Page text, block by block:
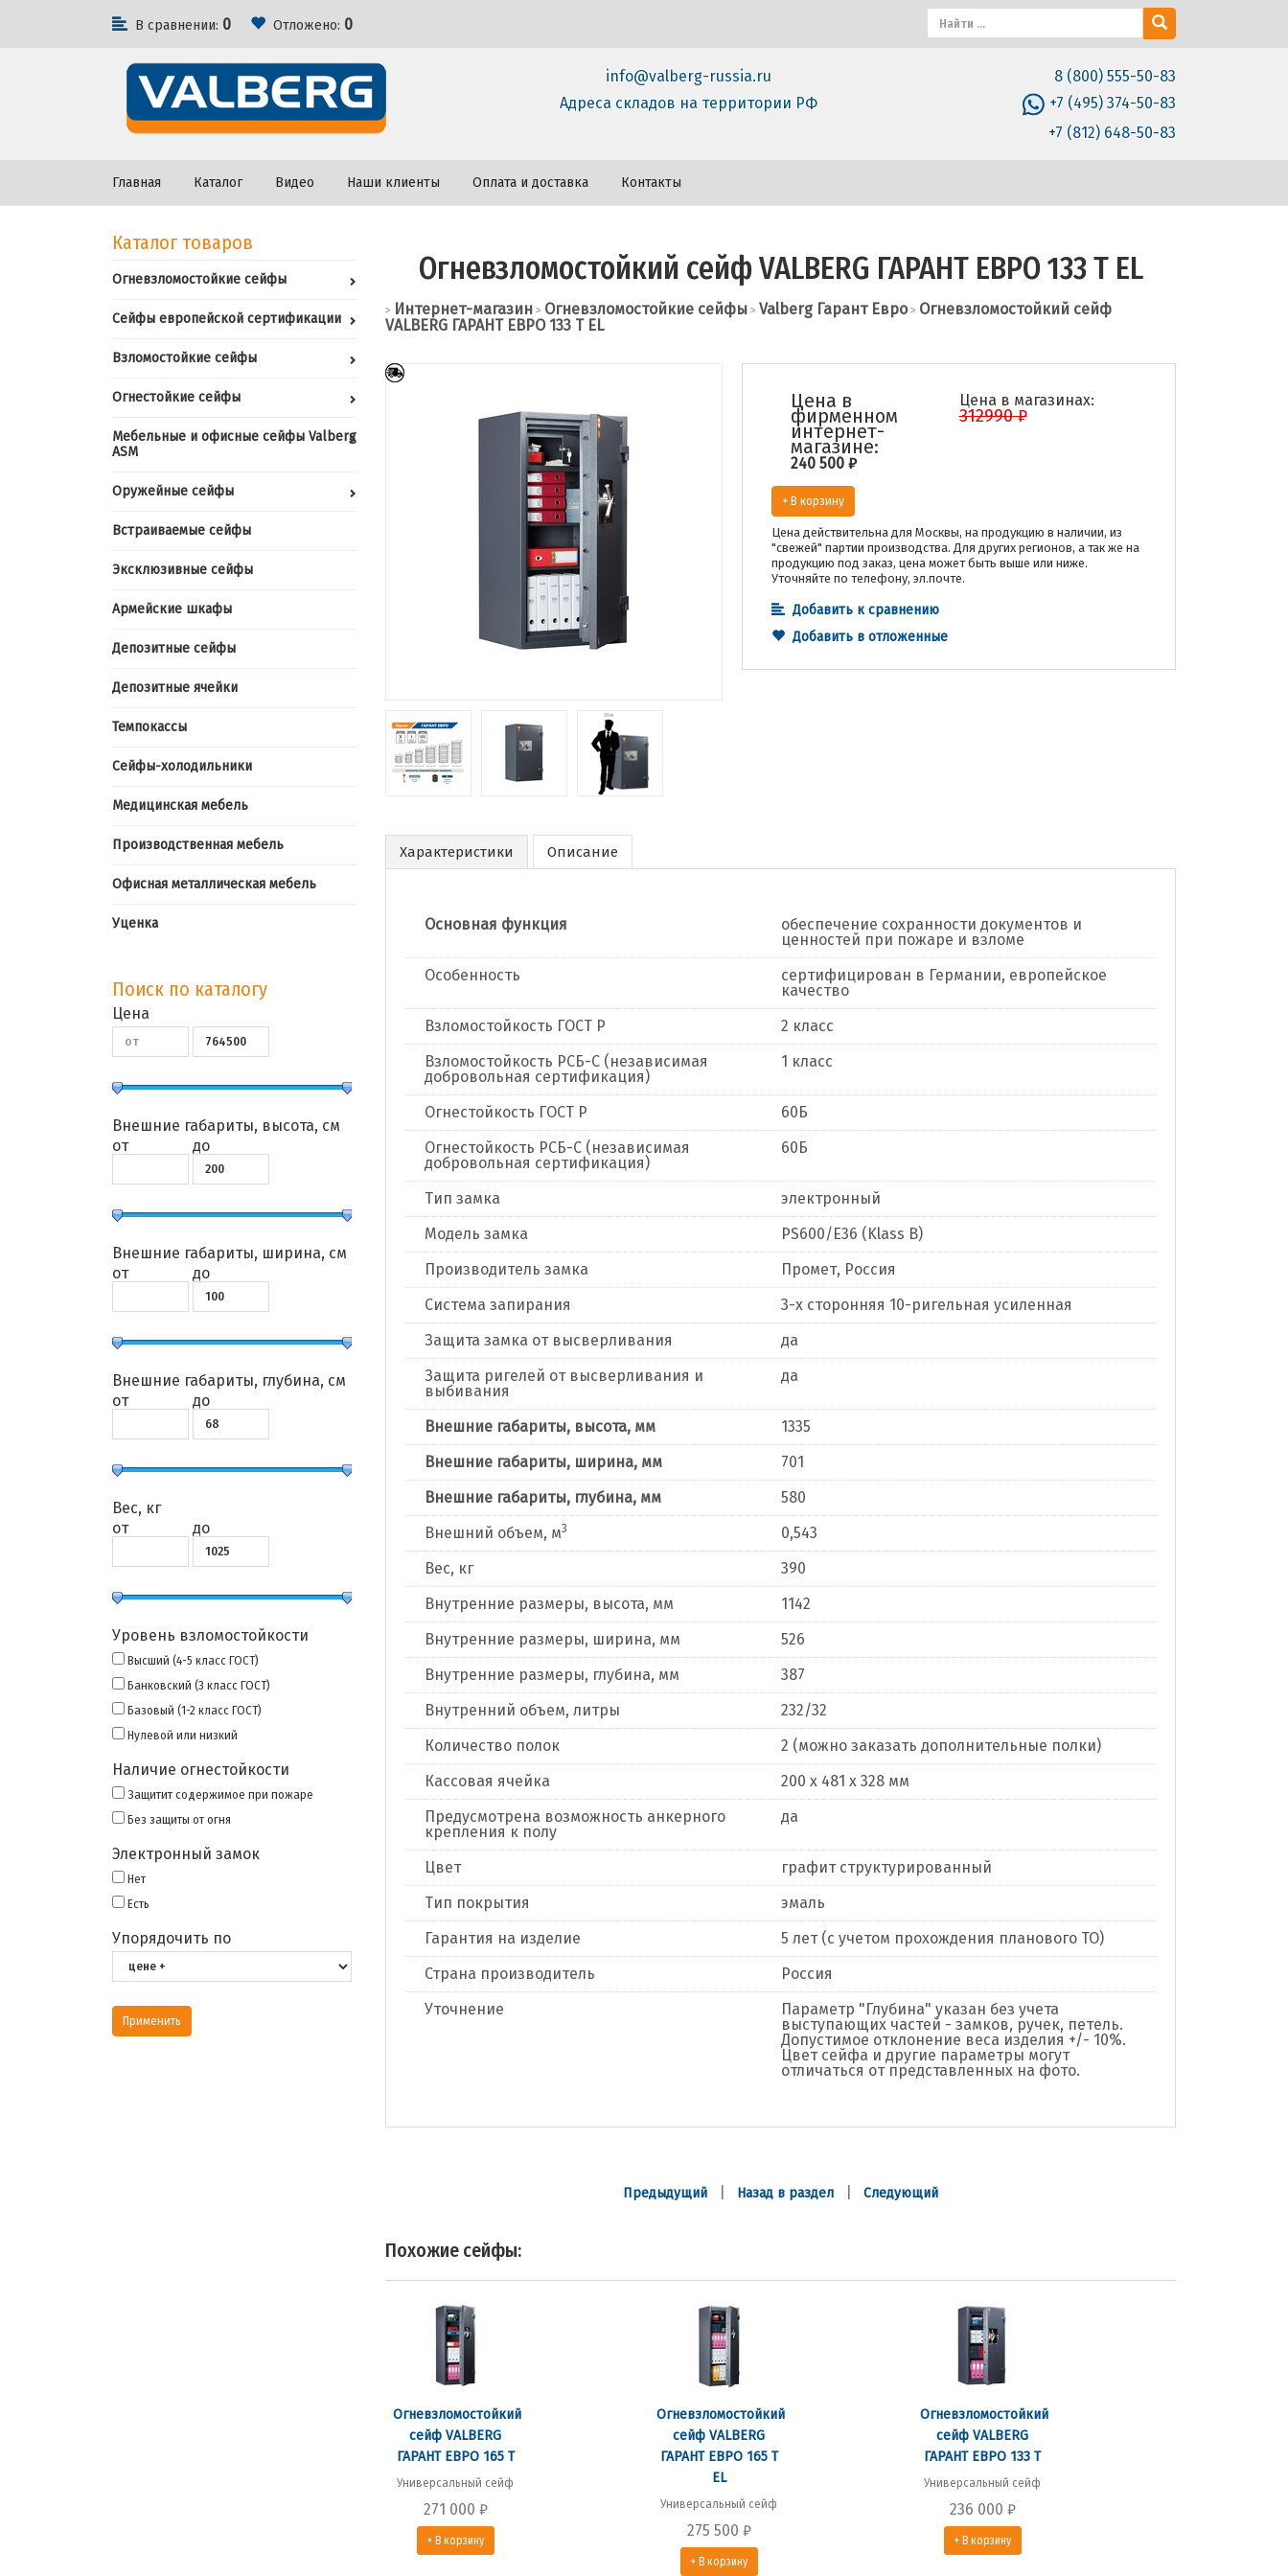
В сравнении: 0 Отложено: 0
info@valberg-russia.ru
Адреса складов на территории РФ
8 (800) 555-50-83
+7 (495) 374-50-83
+7 (812) 648-50-83
Главная Каталог Видео Наши клиенты Оплата и доставка Контакты
Каталог товаров
Огневзломостойкие сейфы
Сейфы европейской сертификации
Взломостойкие сейфы
Огнестойкие сейфы
Мебельные и офисные сейфы Valberg
ASM
Оружейные сейфы
Встраиваемые сейфы
Эксклюзивные сейфы
Армейские шкафы
Депозитные сейфы
Депозитные ячейки
Темпокассы
Сейфы-холодильники
Медицинская мебель
Производственная мебель
Офисная металлическая мебель
Уценка
Поиск по каталогу
Цена
Внешние габариты, высота, см
от
до
Внешние габариты, ширина, см
от
до
Внешние габариты, глубина, см
от
до
Вес, кг
от
до
Уровень взломостойкости
Высший (4-5 класс ГОСТ)
Банковский (3 класс ГОСТ)
Базовый (1-2 класс ГОСТ)
Нулевой или низкий
Наличие огнестойкости
Защитит содержимое при пожаре
Без защиты от огня
Электронный замок
Нет
Есть
Упорядочить по
Огневзломостойкий сейф VALBERG ГАРАНТ ЕВРО 133 Т EL
> Интернет-магазин > Огневзломостойкие сейфы > Valberg Гарант Евро> Огневзломостойкий сейф
VALBERG ГАРАНТ ЕВРО 133 Т EL
Цена в
фирменном
интернет-
магазине:
240 500 ₽
Цена в магазинах:
312990 ₽
+ В корзину
Цена действительна для Москвы, на продукцию в наличии, из
"свежей" партии производства. Для других регионов, а так же на
продукцию под заказ, цена может быть выше или ниже.
Уточняйте по телефону, эл.почте.
Добавить к сравнению
Добавить в отложенные
Характеристики Описание
Основная функция
обеспечение сохранности документов и
ценностей при пожаре и взломе
Особенность
сертифицирован в Германии, европейское
качество
Взломостойкость ГОСТ Р
2 класс
Взломостойкость РСБ-С (независимая
добровольная сертификация)
1 класс
Огнестойкость ГОСТ Р
60Б
Огнестойкость РСБ-С (независимая
добровольная сертификация)
60Б
Тип замка
электронный
Модель замка
PS600/Е36 (Klass B)
Производитель замка
Промет, Россия
Система запирания
3-х сторонняя 10-ригельная усиленная
Защита замка от высверливания
да
Защита ригелей от высверливания и
выбивания
да
Внешние габариты, высота, мм
1335
Внешние габариты, ширина, мм
701
Внешние габариты, глубина, мм
580
Внешний объем, м3
0,543
Вес, кг
390
Внутренние размеры, высота, мм
1142
Внутренние размеры, ширина, мм
526
Внутренние размеры, глубина, мм
387
Внутренний объем, литры
232/32
Количество полок
2 (можно заказать дополнительные полки)
Кассовая ячейка
200 x 481 x 328 мм
Предусмотрена возможность анкерного
крепления к полу
да
Цвет
графит структурированный
Тип покрытия
эмаль
Гарантия на изделие
5 лет (с учетом прохождения планового ТО)
Страна производитель
Россия
Уточнение
Параметр "Глубина" указан без учета
выступающих частей - замков, ручек, петель.
Допустимое отклонение веса изделия +/- 10%.
Цвет сейфа и другие параметры могут
отличаться от представленных на фото.
Предыдущий Назад в раздел Следующий
Похожие сейфы:
Огневзломостойкий
сейф VALBERG
ГАРАНТ ЕВРО 165 Т
Универсальный сейф
271 000 ₽
+ В корзину
Огневзломостойкий
сейф VALBERG
ГАРАНТ ЕВРО 165 Т
EL
Универсальный сейф
275 500 ₽
+ В корзину
Огневзломостойкий
сейф VALBERG
ГАРАНТ ЕВРО 133 Т
Универсальный сейф
236 000 ₽
+ В корзину